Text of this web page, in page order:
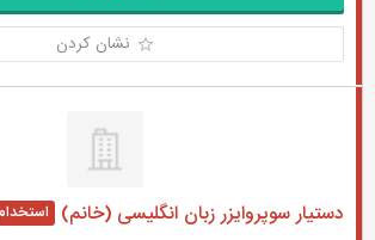
نشان کردن
دستیار سوپروایزر زبان انگلیسی (خانم)